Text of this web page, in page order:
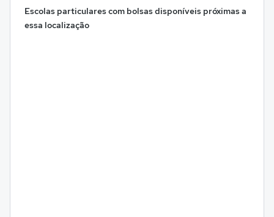
Escolas particulares com bolsas disponíveis próximas a
essa localização